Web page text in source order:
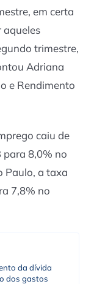
em certa
aqueles
trimestre,
Adriana
e Rendimento
caiu de
para 8,0% no
Paulo, a taxa
7,8% no
da dívida
dos gastos